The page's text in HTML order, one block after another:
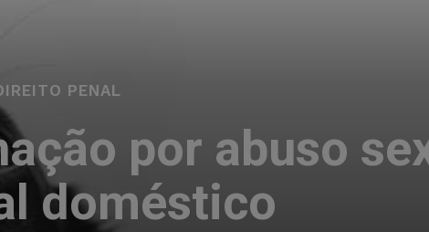
PENAL
por abuso
doméstico